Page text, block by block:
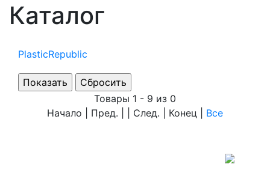
Каталог
PlasticRepublic
Товары 1 - 9 из 0
Начало | Пред. | | След. | Конец
Все